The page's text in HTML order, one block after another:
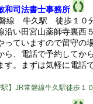
和司法書士事務所
線 牛久駅 徒歩１０
沿い田宮山薬師寺裏西
っていますので留守の
ら、電話で予約してか
す。まずは気軽に電話
駅】JR常磐線牛久駅徒歩１